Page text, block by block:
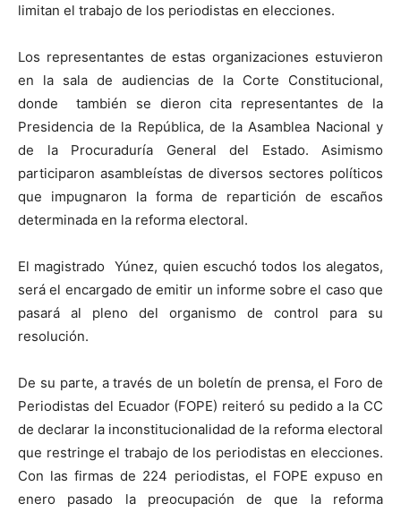
limitan el trabajo de los periodistas en elecciones.
Los representantes de estas organizaciones estuvieron
en la sala de audiencias de la Corte Constitucional,
donde también se dieron cita representantes de la
Presidencia de la República, de la Asamblea Nacional y
de la Procuraduría General del Estado. Asimismo
participaron asambleístas de diversos sectores políticos
que impugnaron la forma de repartición de escaños
determinada en la reforma electoral.
El magistrado Yúnez, quien escuchó todos los alegatos,
será el encargado de emitir un informe sobre el caso que
pasará al pleno del organismo de control para su
resolución.
De su parte, a través de un boletín de prensa, el Foro de
Periodistas del Ecuador (FOPE) reiteró su pedido a la CC
de declarar la inconstitucionalidad de la reforma electoral
que restringe el trabajo de los periodistas en elecciones.
Con las firmas de 224 periodistas, el FOPE expuso en
enero pasado la preocupación de que la reforma